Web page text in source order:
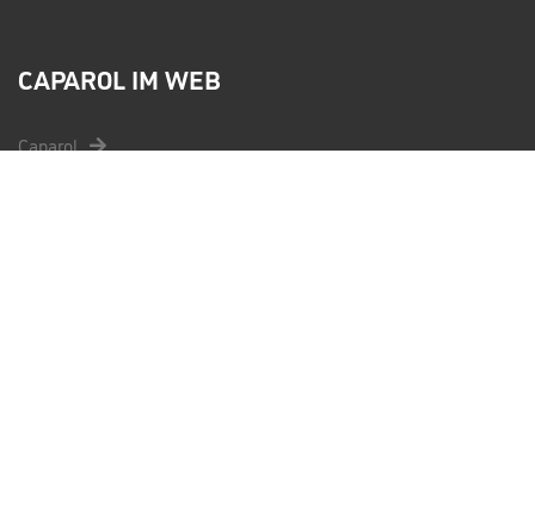
CAPAROL IM WEB
Caparol